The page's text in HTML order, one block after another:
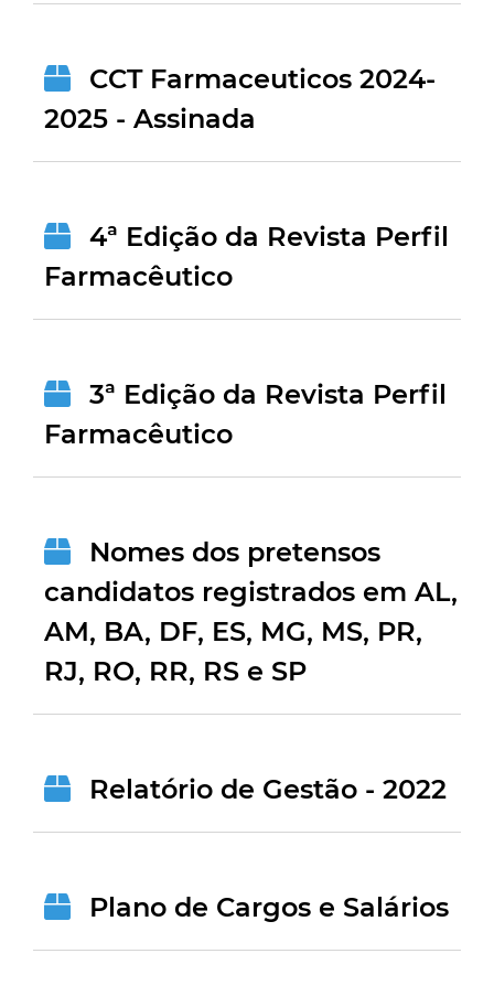
CCT Farmaceuticos 2024-
2025 - Assinada
4ª Edição da Revista Perfil
Farmacêutico
3ª Edição da Revista Perfil
Farmacêutico
Nomes dos pretensos
candidatos registrados em AL,
AM, BA, DF, ES, MG, MS, PR,
RJ, RO, RR, RS e SP
Relatório de Gestão - 2022
Plano de Cargos e Salários